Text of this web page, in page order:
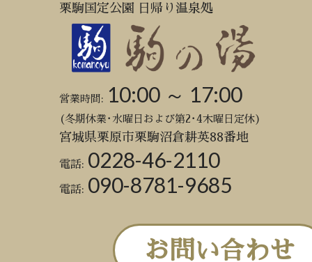
栗駒国定公園 日帰り温泉処
営業時間: 10:00 ～ 17:00
(冬期休業･水曜日および第2･4木曜日定休)
宮城県栗原市栗駒沼倉耕英88番地
電話: 0228-46-2110
電話: 090-8781-9685
お問い合わせ